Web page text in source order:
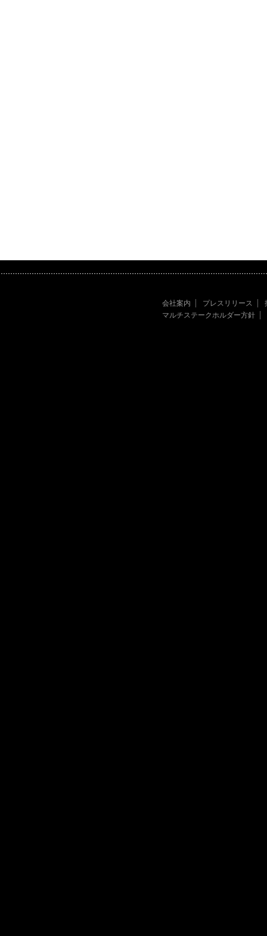
会社案内 プレスリリース
マルチステークホルダー方針